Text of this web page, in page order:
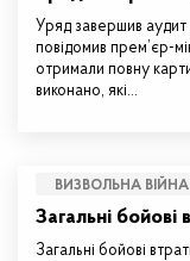
Уряд завершив аудит
повідомив прем’єр-
отримали повну
виконано, які…
ВИЗВОЛЬНА ВІЙНА
Загальні
Загальні бойові